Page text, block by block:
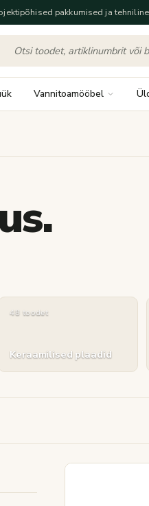
pakkumised ja
Vannitoamööbel
48 toodet
Keraamilised plaadid